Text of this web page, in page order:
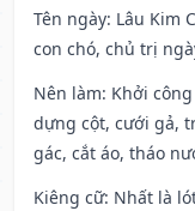
Tên ngày: Lâu Kim
con chó, chủ trị
Nên làm: Khởi
dựng cột, cưới gả,
gác, cắt áo, tháo
Kiêng cữ: Nhất là